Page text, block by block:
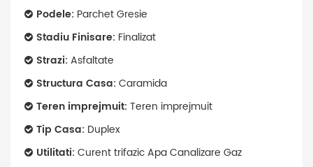
Podele: Parchet Gresie
Stadiu Finisare: Finalizat
Strazi:Asfaltate
Structura Casa:Caramida
Teren imprejmuit:Teren imprejmuit
Tip Casa: Duplex
Utilitati:Curent trifazic Apa Canalizare Gaz